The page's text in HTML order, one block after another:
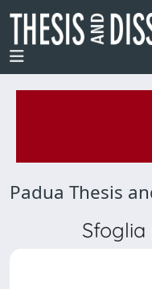
Padua Thesis